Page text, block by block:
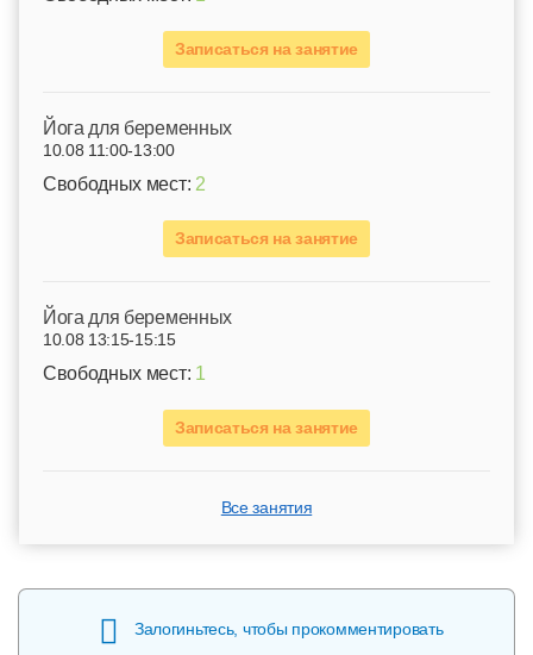
Записаться на занятие
Йога для беременных
10.08 11:00-13:00
Свободных мест: 2
Записаться на занятие
Йога для беременных
10.08 13:15-15:15
Свободных мест: 1
Записаться на занятие
Все занятия
Залогиньтесь, чтобы прокомментировать